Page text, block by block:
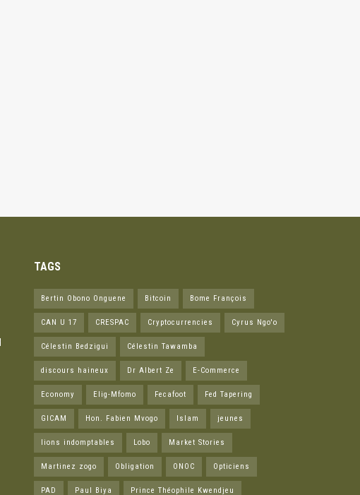
TAGS
Bertin Obono Onguene Bitcoin Bome François
CAN U 17 CRESPAC Cryptocurrencies Cyrus Ngo'o
Célestin Bedzigui Célestin Tawamba
discours haineux Dr Albert Ze E-Commerce
Economy Elig-Mfomo Fecafoot Fed Tapering
GICAM Hon. Fabien Mvogo Islam jeunes
lions indomptables Lobo Market Stories
Martinez zogo Obligation ONOC Opticiens
PAD Paul Biya Prince Théophile Kwendjeu